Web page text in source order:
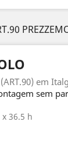
em
sem
36.5 h